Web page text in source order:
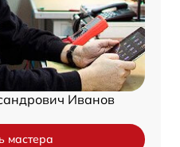
Иванов
мастера